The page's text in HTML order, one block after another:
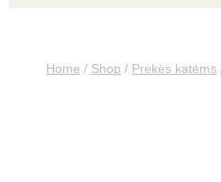
Home / Shop / Prekės katėms